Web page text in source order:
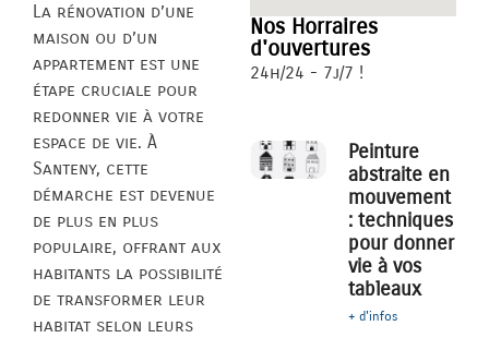
La rénovation d’une
maison ou d’un
appartement est une
étape cruciale pour
redonner vie à votre
espace de vie. À
Santeny, cette
démarche est devenue
de plus en plus
populaire, offrant aux
habitants la possibilité
de transformer leur
habitat selon leurs
Nos Horraires
d'ouvertures
24h/24 - 7j/7 !
Peinture
abstraite en
mouvement
: techniques
pour donner
vie à vos
tableaux
+ d'infos